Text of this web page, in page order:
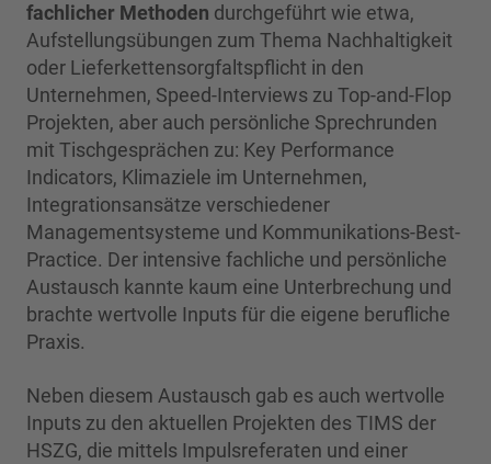
fachlicher Methoden durchgeführt wie etwa,
Aufstellungsübungen zum Thema Nachhaltigkeit
oder Lieferkettensorgfaltspflicht in den
Unternehmen, Speed-Interviews zu Top-and-Flop
Projekten, aber auch persönliche Sprechrunden
mit Tischgesprächen zu: Key Performance
Indicators, Klimaziele im Unternehmen,
Integrationsansätze verschiedener
Managementsysteme und Kommunikations-Best-
Practice. Der intensive fachliche und persönliche
Austausch kannte kaum eine Unterbrechung und
brachte wertvolle Inputs für die eigene berufliche
Praxis.
Neben diesem Austausch gab es auch wertvolle
Inputs zu den aktuellen Projekten des TIMS der
HSZG, die mittels Impulsreferaten und einer